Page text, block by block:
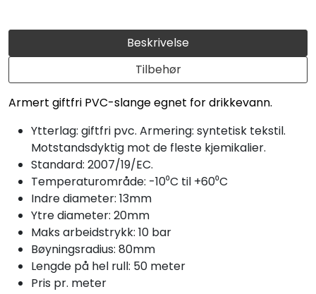
Beskrivelse
Tilbehør
Armert giftfri PVC-slange egnet for drikkevann.
Ytterlag: giftfri pvc. Armering: syntetisk tekstil.
Motstandsdyktig mot de fleste kjemikalier.
Standard: 2007/19/EC.
Temperaturområde: -10⁰C til +60⁰C
Indre diameter: 13mm
Ytre diameter: 20mm
Maks arbeidstrykk: 10 bar
Bøyningsradius: 80mm
Lengde på hel rull: 50 meter
Pris pr. meter